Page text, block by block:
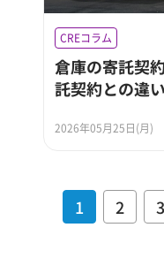
CREコラム
倉庫の寄託契
託契約との違
2026年05月25日(月)
1 2 3